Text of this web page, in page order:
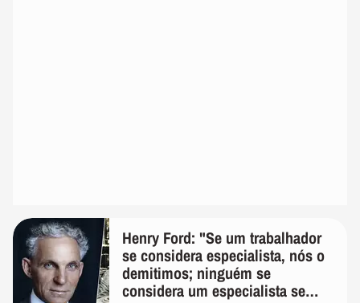
Henry Ford: "Se um trabalhador
se considera especialista, nós o
demitimos; ninguém se
considera um especialista se